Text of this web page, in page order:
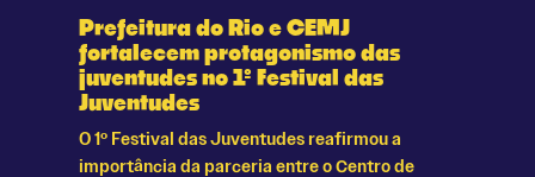
Prefeitura do Rio e CEMJ
fortalecem protagonismo das
juventudes no 1º Festival das
Juventudes
O 1º Festival das Juventudes reafirmou a
importância da parceria entre o Centro de